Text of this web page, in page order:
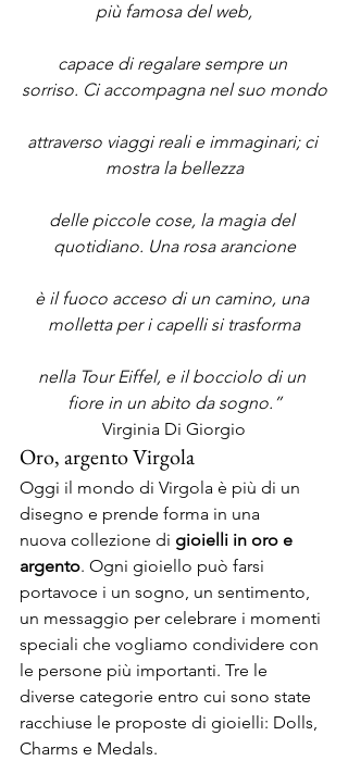
più famosa del web,
capace di regalare sempre un
sorriso. Ci accompagna nel suo mondo
attraverso viaggi reali e immaginari; ci
mostra la bellezza
delle piccole cose, la magia del
quotidiano. Una rosa arancione
è il fuoco acceso di un camino, una
molletta per i capelli si trasforma
nella Tour Eiffel, e il bocciolo di un
fiore in un abito da sogno.”
Virginia Di Giorgio
Oro, argento Virgola
Oggi il mondo di Virgola è più di un
disegno e prende forma in una
nuova collezione di gioielli in oro e
argento. Ogni gioiello può farsi
portavoce i un sogno, un sentimento,
un messaggio per celebrare i momenti
speciali che vogliamo condividere con
le persone più importanti. Tre le
diverse categorie entro cui sono state
racchiuse le proposte di gioielli: Dolls,
Charms e Medals.